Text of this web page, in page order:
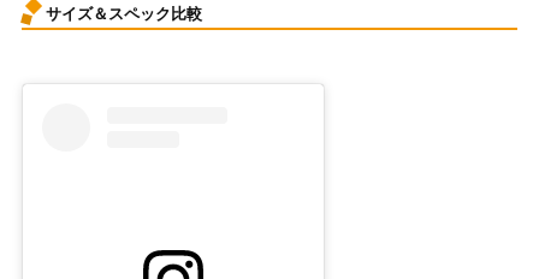
サイズ＆スペック比較